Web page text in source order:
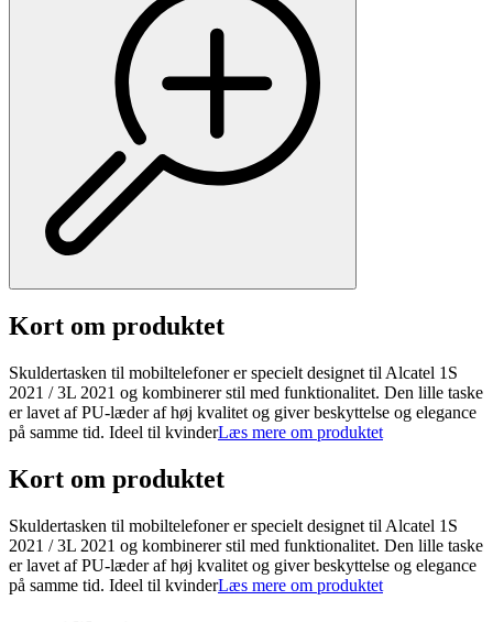
Kort om produktet
Skuldertasken til mobiltelefoner er specielt designet til Alcatel 1S
2021 / 3L 2021 og kombinerer stil med funktionalitet. Den lille taske
er lavet af PU-læder af høj kvalitet og giver beskyttelse og elegance
på samme tid. Ideel til kvinderLæs mere om produktet
Kort om produktet
Skuldertasken til mobiltelefoner er specielt designet til Alcatel 1S
2021 / 3L 2021 og kombinerer stil med funktionalitet. Den lille taske
er lavet af PU-læder af høj kvalitet og giver beskyttelse og elegance
på samme tid. Ideel til kvinderLæs mere om produktet